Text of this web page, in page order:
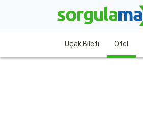
Uçak Bileti Otel